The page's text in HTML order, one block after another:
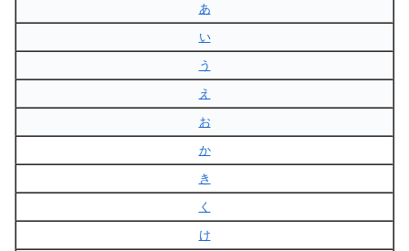
あ
い
う
え
お
か
き
く
け